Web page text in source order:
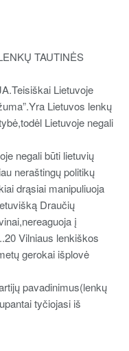
TAUTINĖS
Lietuvoje
Lietuvos lenkų
Lietuvoje negali
negali būti lietuvių
neraštingų politikų
drąsiai manipuliuoja
Draučių
į
Vilniaus lenkiškos
gerokai išplovė
pavadinimus(lenkų
tyčiojasi iš